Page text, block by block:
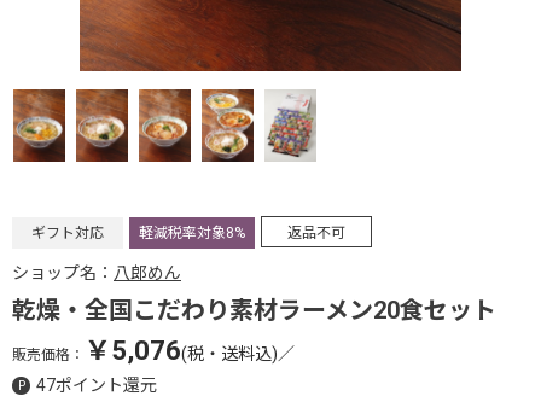
ギフト対応 軽減税率対象8% 返品不可
ショップ名： 八郎めん
乾燥・全国こだわり素材ラーメン20食セット
販売価格： ￥5,076(税・送料込)／
47ポイント還元